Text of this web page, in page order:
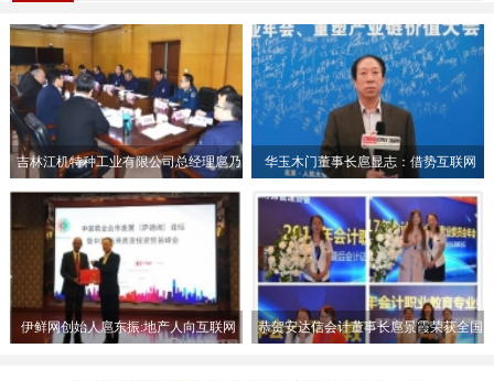
吉林江机特种工业有限公司总经理扈乃
祥一行
华玉木门董事长扈显志：借势互联网
门企做
伊鲜网创始人扈东振:地产人向互联网 恭贺安达信会计董事长扈景霞荣获全国